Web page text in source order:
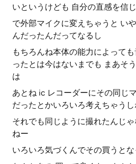
いというけども 自分の直感を信
で外部マイクに変えちゃうと い
んだったんだってなるし
もちろんね本体の能力によって
ったとは今はないまでも まあそ
は
あとね ic レコーダーにその同じ
だったとかいろいろ考えちゃう
それでも同じように撮れたんじ
ねー
いろいろ気づくんでその買うと